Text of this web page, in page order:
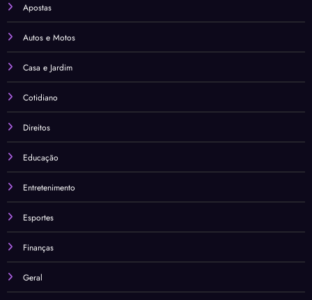
Apostas
Autos e Motos
Casa e Jardim
Cotidiano
Direitos
Educação
Entretenimento
Esportes
Finanças
Geral